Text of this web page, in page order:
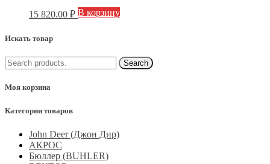
15 820.00 ₽ В корзину
Искать товар
Моя корзина
Категории товаров
John Deer (Джон Дир)
АКРОС
Бюллер (BUHLER)